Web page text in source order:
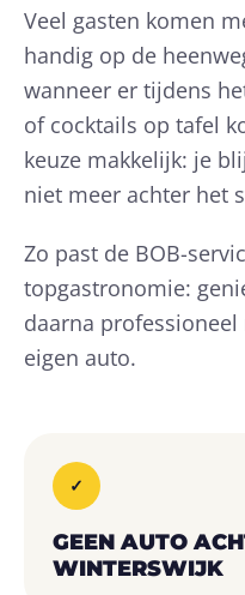
Veel gasten komen
handig op de
wanneer er tijdens
of cocktails op tafel
keuze makkelijk: je
niet meer achter het
Zo past de BOB-
topgastronomie:
daarna
eigen auto.
✓
GEEN AUTO
WINTERSWIJK